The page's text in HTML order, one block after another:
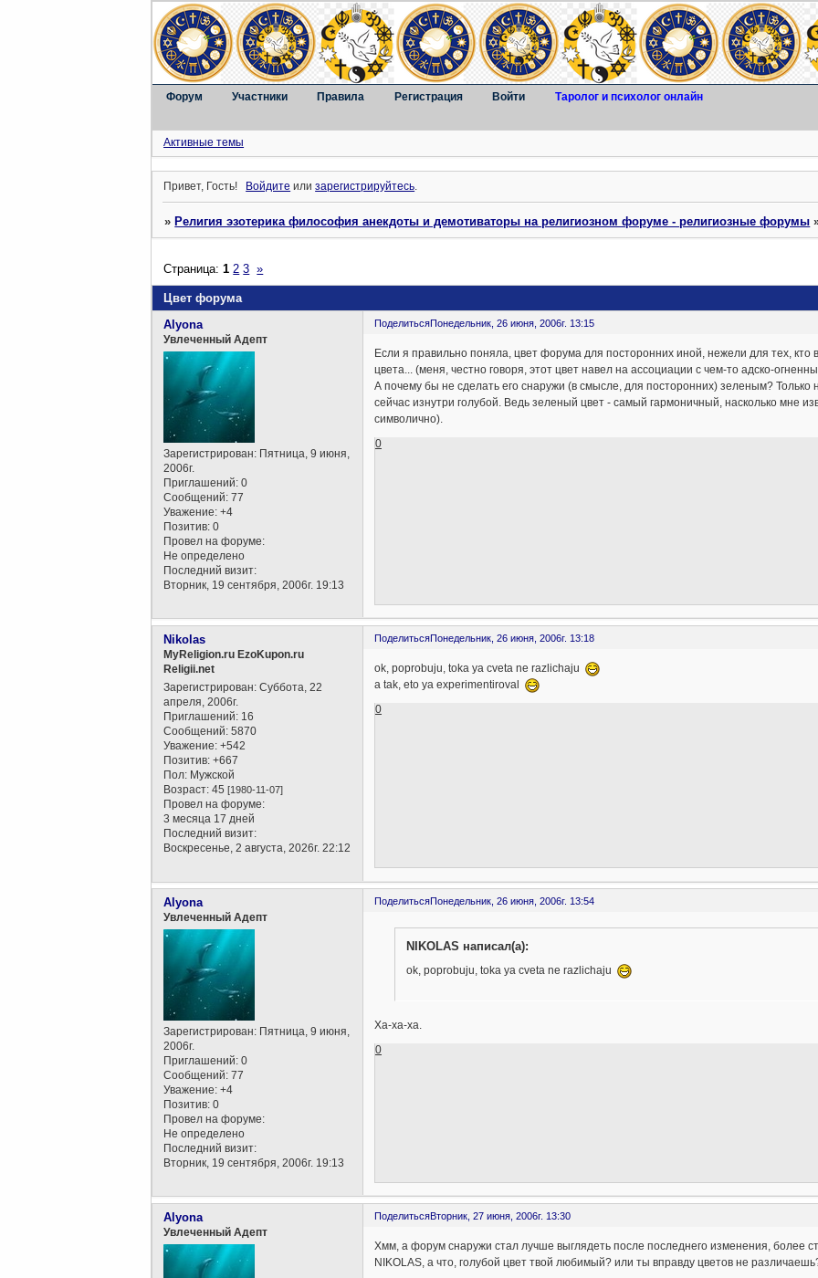
Форум Участники Правила Регистрация Войти Таролог и психолог онлайн
Активные темы
Привет, Гость! Войдите илизарегистрируйтесь.
»Религия эзотерика философия анекдоты и демотиваторы на религиозном форуме - религиозные форумы
Цвет форума
Страница:1 2 3 »
ПоделитьсяПонедельник, 26 июня, 2006г. 13:15
Alyona
Увлеченный Адепт
Зарегистрирован: Пятница, 9 июня,
2006г.
Приглашений: 0
Сообщений: 77
Уважение: +4
Позитив: 0
Провел на форуме:
Не определено
Последний визит:
Вторник, 19 сентября, 2006г. 19:13
Если я правильно поняла, цвет форума для посторонних иной, нежели для тех,
цвета... (меня, честно говоря, этот цвет навел на ассоциации с чем-то адско-
А почему бы не сделать его снаружи (в смысле, для посторонних) зеленым? Только
сейчас изнутри голубой. Ведь зеленый цвет - самый гармоничный, насколько мне
символично).
0
ПоделитьсяПонедельник, 26 июня, 2006г. 13:18
Nikolas
MyReligion.ru EzoKupon.ru
Religii.net
Зарегистрирован: Суббота, 22
апреля, 2006г.
Приглашений: 16
Сообщений: 5870
Уважение: +542
Позитив: +667
Пол: Мужской
Возраст: 45[1980-11-07]
Провел на форуме:
3 месяца 17 дней
Последний визит:
Воскресенье, 2 августа, 2026г. 22:12
ok, poprobuju, toka ya cveta ne razlichaju
a tak, eto ya experimentiroval
0
ПоделитьсяПонедельник, 26 июня, 2006г. 13:54
Alyona
Увлеченный Адепт
Зарегистрирован: Пятница, 9 июня,
2006г.
Приглашений: 0
Сообщений: 77
Уважение: +4
Позитив: 0
Провел на форуме:
Не определено
Последний визит:
Вторник, 19 сентября, 2006г. 19:13
NIKOLAS написал(а):
ok, poprobuju, toka ya cveta ne razlichaju
Ха-ха-ха.
0
ПоделитьсяВторник, 27 июня, 2006г. 13:30
Alyona
Увлеченный Адепт
Хмм, а форум снаружи стал лучше выглядеть после последнего изменения, более
NIKOLAS, а что, голубой цвет твой любимый? или ты вправду цветов не